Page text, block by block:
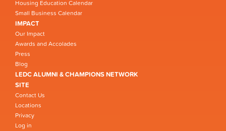
Housing Education Calendar
Small Business Calendar
IMPACT
Our Impact
Awards and Accolades
Press
Blog
LEDC ALUMNI & CHAMPIONS NETWORK
SITE
Contact Us
Locations
Privacy
Log in